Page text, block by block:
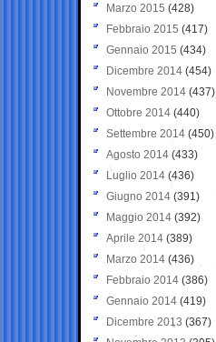
Marzo 2015 (428)
Febbraio 2015 (417)
Gennaio 2015 (434)
Dicembre 2014 (454)
Novembre 2014 (437)
Ottobre 2014 (440)
Settembre 2014 (450)
Agosto 2014 (433)
Luglio 2014 (436)
Giugno 2014 (391)
Maggio 2014 (392)
Aprile 2014 (389)
Marzo 2014 (436)
Febbraio 2014 (386)
Gennaio 2014 (419)
Dicembre 2013 (367)